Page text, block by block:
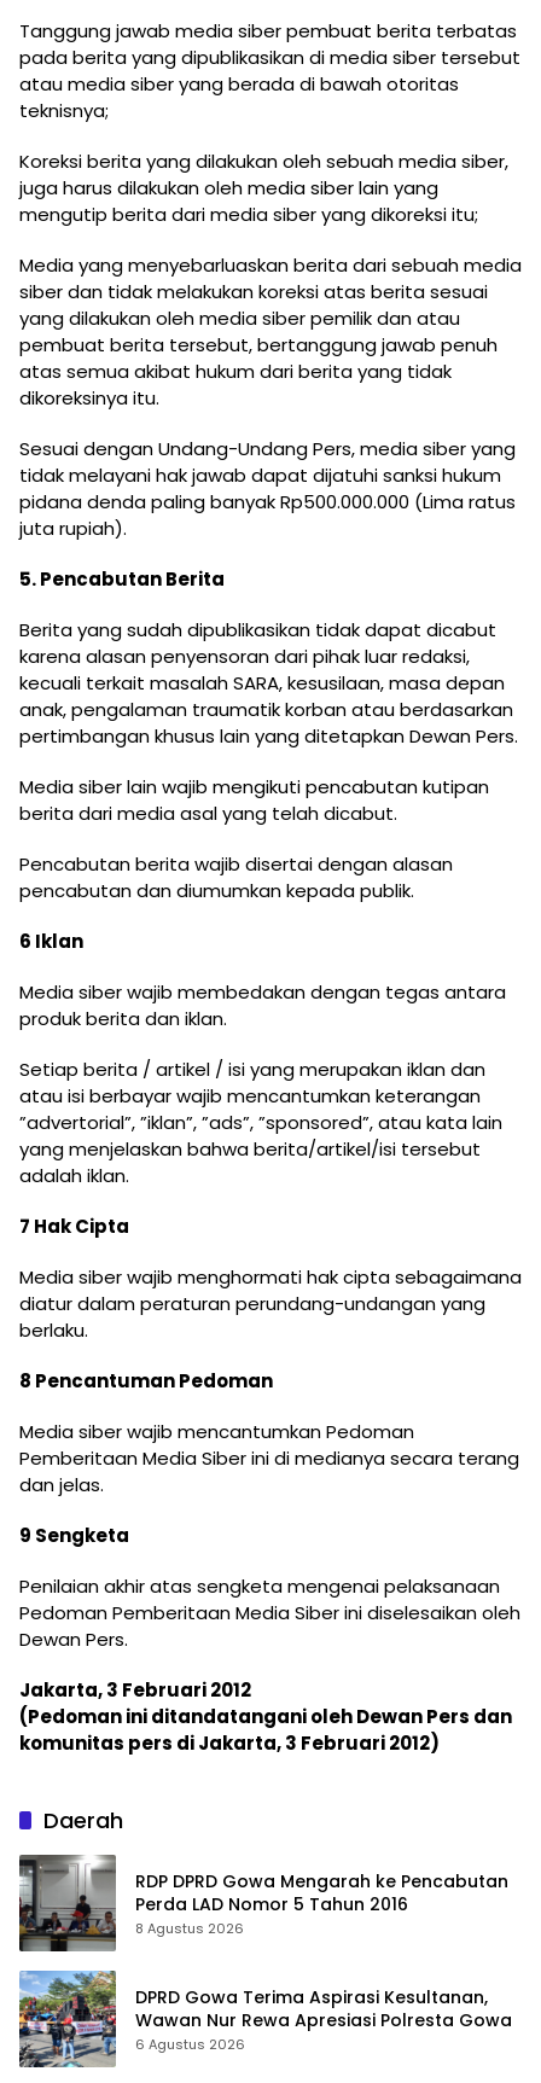
Tanggung jawab media siber pembuat berita terbatas
pada berita yang dipublikasikan di media siber tersebut
atau media siber yang berada di bawah otoritas
teknisnya;
Koreksi berita yang dilakukan oleh sebuah media siber,
juga harus dilakukan oleh media siber lain yang
mengutip berita dari media siber yang dikoreksi itu;
Media yang menyebarluaskan berita dari sebuah media
siber dan tidak melakukan koreksi atas berita sesuai
yang dilakukan oleh media siber pemilik dan atau
pembuat berita tersebut, bertanggung jawab penuh
atas semua akibat hukum dari berita yang tidak
dikoreksinya itu.
Sesuai dengan Undang-Undang Pers, media siber yang
tidak melayani hak jawab dapat dijatuhi sanksi hukum
pidana denda paling banyak Rp500.000.000 (Lima ratus
juta rupiah).
5. Pencabutan Berita
Berita yang sudah dipublikasikan tidak dapat dicabut
karena alasan penyensoran dari pihak luar redaksi,
kecuali terkait masalah SARA, kesusilaan, masa depan
anak, pengalaman traumatik korban atau berdasarkan
pertimbangan khusus lain yang ditetapkan Dewan Pers.
Media siber lain wajib mengikuti pencabutan kutipan
berita dari media asal yang telah dicabut.
Pencabutan berita wajib disertai dengan alasan
pencabutan dan diumumkan kepada publik.
6 Iklan
Media siber wajib membedakan dengan tegas antara
produk berita dan iklan.
Setiap berita / artikel / isi yang merupakan iklan dan
atau isi berbayar wajib mencantumkan keterangan
”advertorial”, ”iklan”, ”ads”, ”sponsored”, atau kata lain
yang menjelaskan bahwa berita/artikel/isi tersebut
adalah iklan.
7 Hak Cipta
Media siber wajib menghormati hak cipta sebagaimana
diatur dalam peraturan perundang-undangan yang
berlaku.
8 Pencantuman Pedoman
Media siber wajib mencantumkan Pedoman
Pemberitaan Media Siber ini di medianya secara terang
dan jelas.
9 Sengketa
Penilaian akhir atas sengketa mengenai pelaksanaan
Pedoman Pemberitaan Media Siber ini diselesaikan oleh
Dewan Pers.
Jakarta, 3 Februari 2012
(Pedoman ini ditandatangani oleh Dewan Pers dan
komunitas pers di Jakarta, 3 Februari 2012)
Daerah
RDP DPRD Gowa Mengarah ke Pencabutan
Perda LAD Nomor 5 Tahun 2016
8 Agustus 2026
DPRD Gowa Terima Aspirasi Kesultanan,
Wawan Nur Rewa Apresiasi Polresta Gowa
6 Agustus 2026